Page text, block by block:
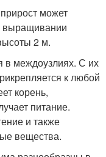
может
выращивании
2 м.
в междоузлиях. С их
к любой
корень,
питание.
и также
вещества.